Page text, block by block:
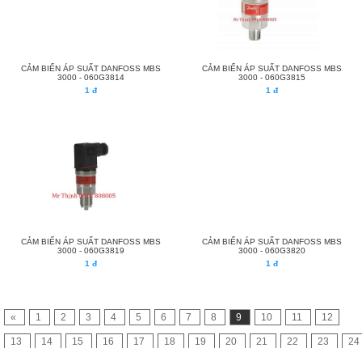
CẢM BIẾN ÁP SUẤT DANFOSS MBS
3000 - 060G3814
1 đ
CẢM BIẾN ÁP SUẤT DANFOSS MBS
3000 - 060G3815
1 đ
CẢM BIẾN ÁP SUẤT DANFOSS MBS
3000 - 060G3819
1 đ
CẢM BIẾN ÁP SUẤT DANFOSS MBS
3000 - 060G3820
1 đ
« 1 2 3 4 5 6 7 8 9 10 11 12
13 14 15 16 17 18 19 20 21 22 23 24